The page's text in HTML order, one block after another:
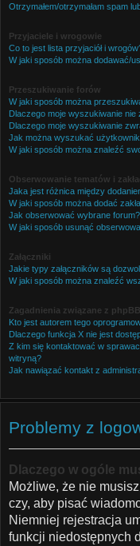
Otrzymałem/otrzymałam spam
Przyjaciele i wrogowie
Co to jest lista przyjaciół i
W jaki sposób można dodawać/
Przeszukiwanie forów
W jaki sposób można
Dlaczego moje wyszukiwanie
Dlaczego moje wyszukiwanie
Jak można wyszukać
W jaki sposób można znaleźć
Obserwowanie tematów i
Jaka jest różnica między
W jaki sposób można dodać
Jak obserwować wybrane forum?
W jaki sposób usunąć
Załączniki
Jakie typy załączników są
W jaki sposób można znaleźć
Zagadnienia związane z phpBB
Kto jest autorem tego
Dlaczego funkcja X nie jest
Z kim się kontaktować w
witryną?
Jak nawiązać kontakt z
Problemy z
Dlaczego w ogóle
Możliwe, że nie
czy, aby pisać
Niemniej rejestracja
funkcji niedostępnych